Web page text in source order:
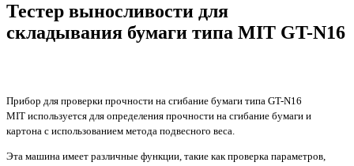
Тестер выносливости для
складывания бумаги типа MIT GT-N16
Прибор для проверки прочности на сгибание бумаги типа GT-N16
MIT используется для определения прочности на сгибание бумаги и
картона с использованием метода подвесного веса.
Эта машина имеет различные функции, такие как проверка параметров,